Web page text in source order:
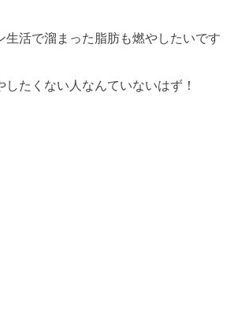
生活で溜まった脂肪も燃やしたいです
たくない人なんていないはず！